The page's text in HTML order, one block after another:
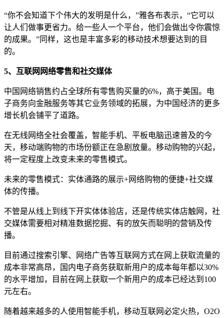
“你不会知道下个伟大的发明是什么，”雅各布表示，“它可以
让人们做事更省力。给一些人一个平台，他们会做出令你震惊
的成果。”同样，这也是丰富多彩的移动技术想要达到的目
的。
5、互联网网络零售和社交媒体
中国网络销售约占全球所有零售购买量的6%，高于美国。电
子商务向金融服务等其它业务领域的拓展，为中国经济的更多
增长机会铺平了道路。
在无线网络全社会覆盖，智能手机、平板电脑迅速普及的今
天，移动端购物的市场份额正在急剧放量。移动购物的兴起，
将一定程度上改变未来的零售模式。
未来的零售模式：实体通路的展示+网络购物的便捷+社交媒
体的传播。
不管是从线上到线下开实体体验店，还是传统实体店触网，社
交媒体需要相对精准数据挖掘、有的放矢而聪明的营销及传
播。
目前通过搜索引擎、网络广告等互联网方式在网上获取流量的
成本非常高昂，国内电子商务获取新用户的成本每年都以30%
的水平增加，目前在网上获取一个新用户的成本已经达到100
元左右。
随着越来越多的人使用智能手机，移动互联网必定火热，O2O